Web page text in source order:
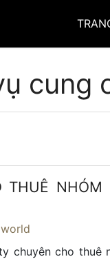
cung
THUÊ
chuyên cho thuê